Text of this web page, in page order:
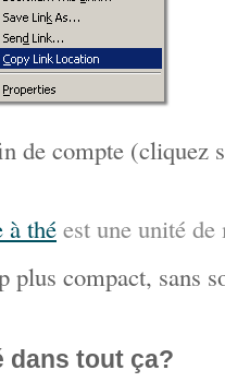
de compte (cliquez
à théest une unité
plus compact, sans
dans tout ça?